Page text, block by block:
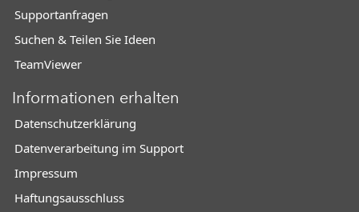
Supportanfragen
Suchen & Teilen Sie Ideen
TeamViewer
Informationen erhalten
Datenschutzerklärung
Datenverarbeitung im Support
Impressum
Haftungsausschluss